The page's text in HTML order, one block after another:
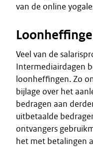
van de online
Veel van de
Intermediairdagen
loonheffingen. Zo
bijlage over het
bedragen aan
uitbetaalde
ontvangers
het met betalingen